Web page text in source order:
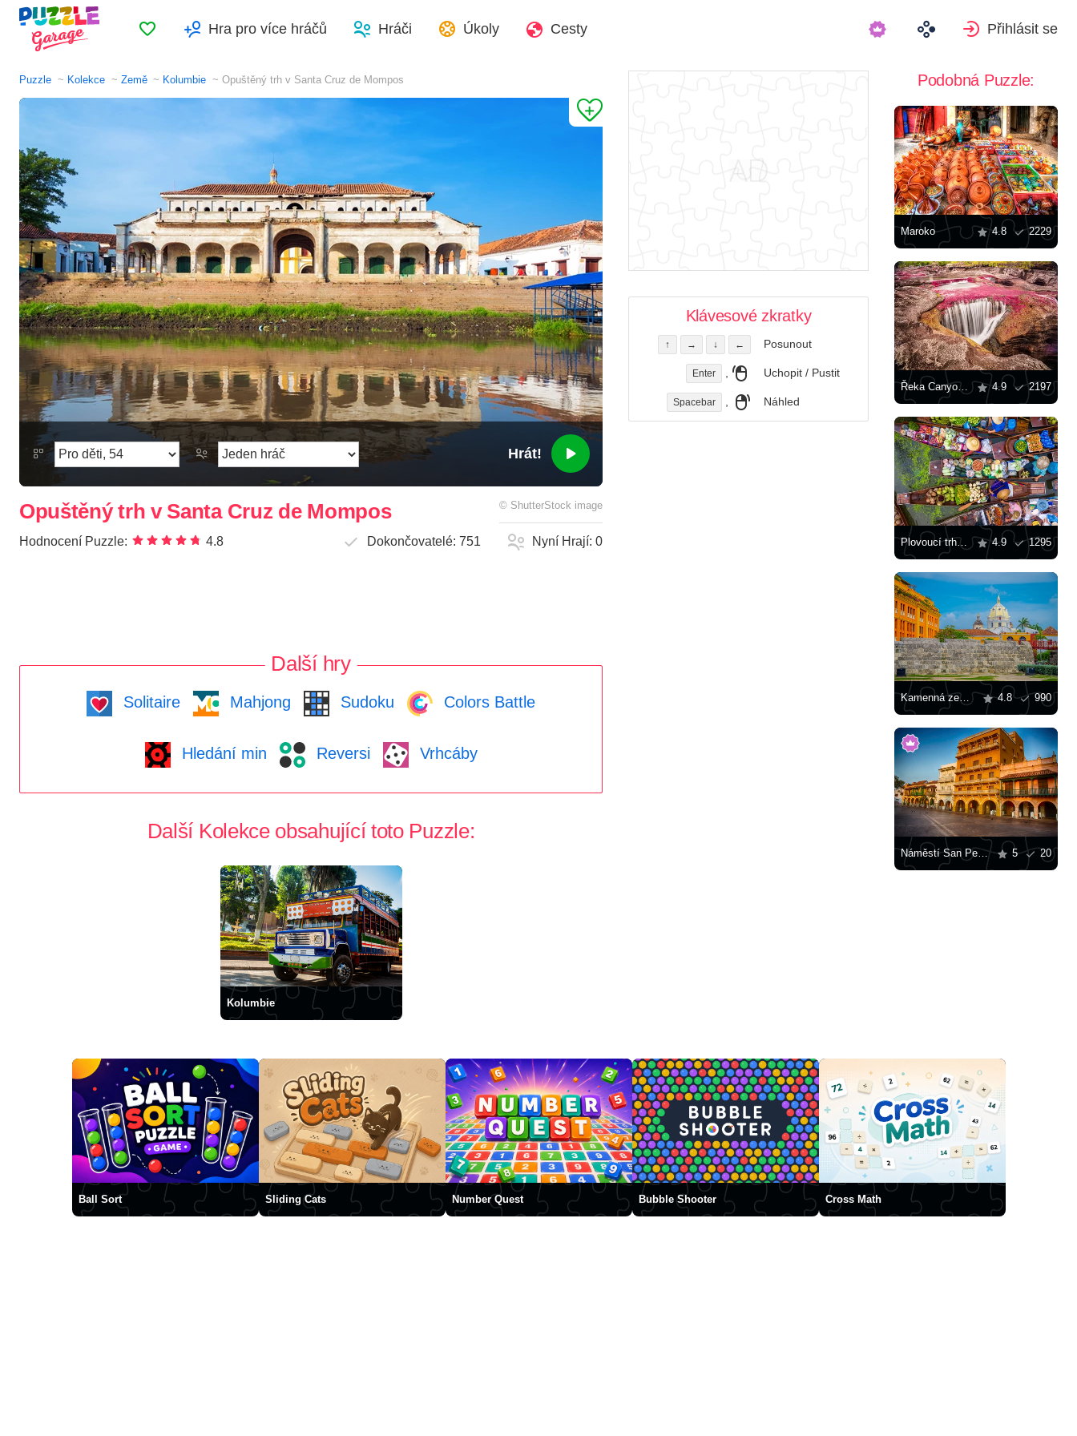
OblíbenéHra pro více hráčů Hráči Úkoly Cesty Přihlásit se
Puzzle Kolekce Země Kolumbie Opuštěný trh v Santa Cruz de Mompos
Hrát!
Opuštěný trh v Santa Cruz de Mompos © ShutterStock image
Hodnocení Puzzle: 4.8 Dokončovatelé: 751 Nyní Hrají:0
Další hry
Solitaire Mahjong Sudoku Colors Battle
Hledání min Reversi Vrhcáby
Další Kolekce obsahující toto Puzzle:
Kolumbie
Klávesové zkratky
↑ → ↓ ← Posunout
Enter , Uchopit / Pustit
Spacebar , Náhled
Podobná Puzzle:
Maroko 4.8 2229
Řeka Canyo Crystals 4.9 2197
Plovoucí trh v Thajsku 4.9 1295
Kamenná zeď v Cartageně 4.8 990
Náměstí San Pedro Claver, Cartagena 5 20
Ball Sort Sliding Cats Number Quest Bubble Shooter Cross Math